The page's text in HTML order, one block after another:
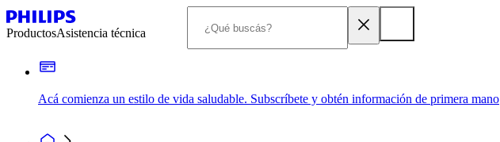
ProductosAsistencia técnica
Acá comienza un estilo de vida saludable. Subscríbete y obtén información de primera mano